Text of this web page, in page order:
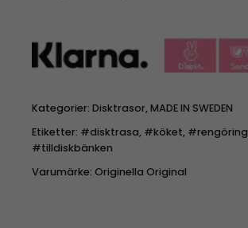
Kategorier: Disktrasor,MADE IN SWEDEN
Etiketter: #disktrasa, #köket, #rengöring
#tilldiskbänken
Varumärke: Originella Original